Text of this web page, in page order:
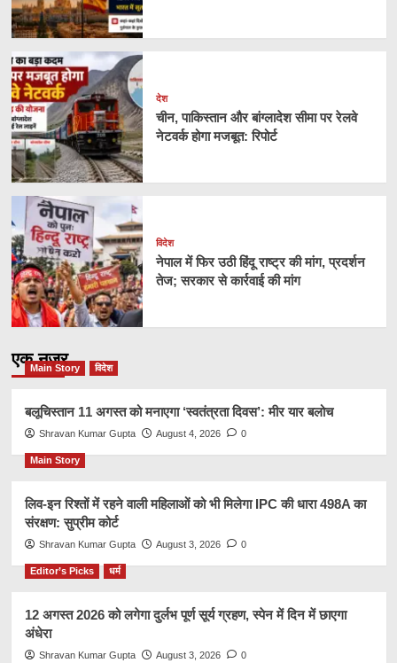
देश
चीन, पाकिस्तान और बांग्लादेश सीमा पर रेलवे
नेटवर्क होगा मजबूत: रिपोर्ट
विदेश
नेपाल में फिर उठी हिंदू राष्ट्र की मांग, प्रदर्शन
तेज; सरकार से कार्रवाई की मांग
एक नज़र
Main Story विदेश
बलूचिस्तान 11 अगस्त को मनाएगा ‘स्वतंत्रता दिवस’: मीर यार बलोच
Shravan Kumar Gupta August 4, 2026 0
Main Story
लिव-इन रिश्तों में रहने वाली महिलाओं को भी मिलेगा IPC की धारा 498A का
संरक्षण: सुप्रीम कोर्ट
Shravan Kumar Gupta August 3, 2026 0
Editor’s Picks धर्म
12 अगस्त 2026 को लगेगा दुर्लभ पूर्ण सूर्य ग्रहण, स्पेन में दिन में छाएगा
अंधेरा
Shravan Kumar Gupta August 3, 2026 0